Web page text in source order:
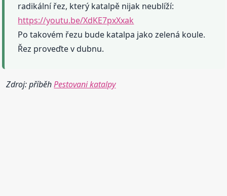
radikální řez, který katalpě nijak neublíží:
https://youtu.be/XdKE7pxXxak
Po takovém řezu bude katalpa jako zelená koule.
Řez proveďte v dubnu.
Zdroj: příběhPestovani katalpy